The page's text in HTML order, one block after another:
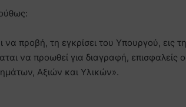
προβή, τη εγκρίσει του Υπουργού, εις
να προωθεί για διαγραφή, επισφαλείς
Αξιών και Υλικών».